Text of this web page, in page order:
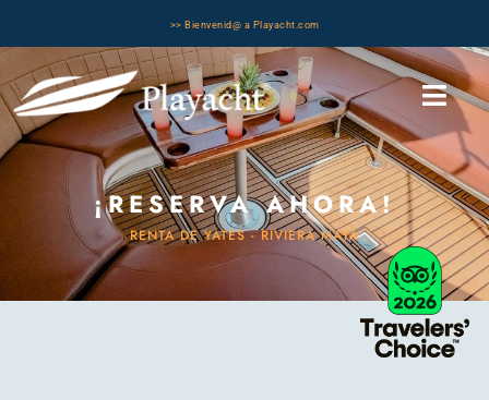
>> Bienvenid@ a Playacht.com
¡RESERVA AHORA!
RENTA DE YATES - RIVIERA MAYA